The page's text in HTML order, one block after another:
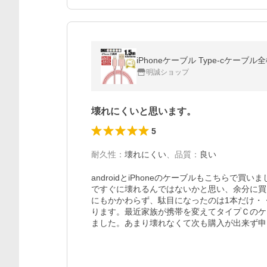
明誠ショップ
壊れにくいと思います。
5
耐久性 ： 壊れにくい 品質 ： 良い
androidとiPhoneのケーブルもこちらで買い
ですぐに壊れるんではないかと思い、余分に
にもかかわらず、駄目になったのは1本だけ
ります。最近家族が携帯を変えてタイプＣの
ました。あまり壊れなくて次も購入が出来ず